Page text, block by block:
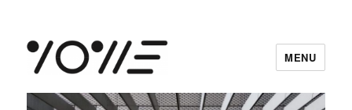
vowe dot net
MENU